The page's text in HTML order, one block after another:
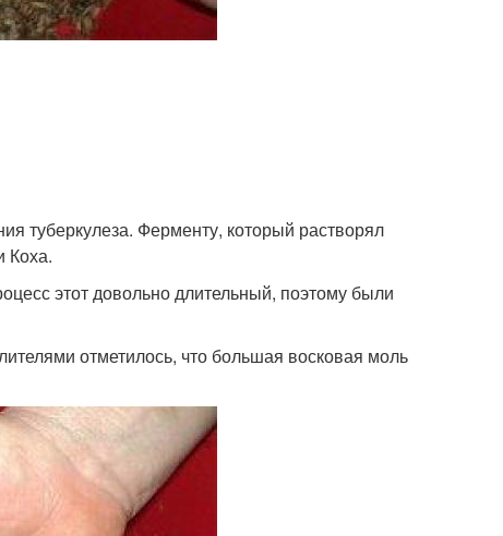
туберкулеза. Ферменту, который растворял
Коха.
этот довольно длительный, поэтому были
отметилось, что большая восковая моль